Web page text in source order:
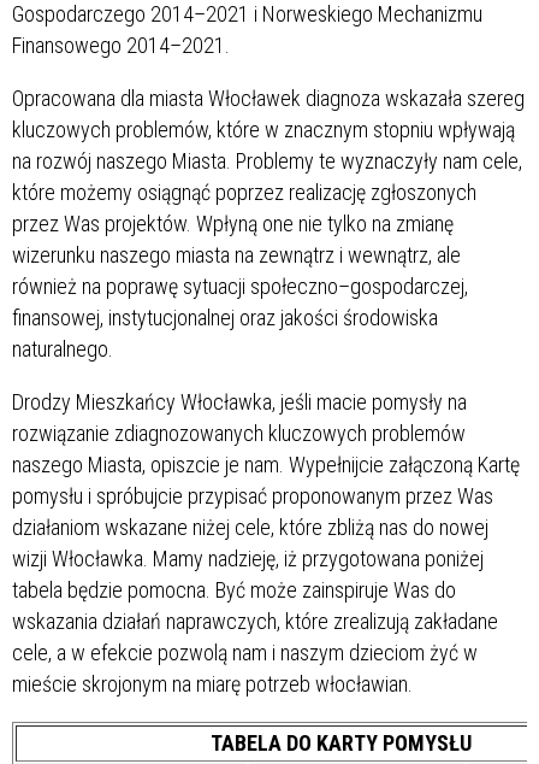
Gospodarczego 2014–2021 i Norweskiego Mechanizmu
Finansowego 2014–2021.
Opracowana dla miasta Włocławek diagnoza wskazała szereg
kluczowych problemów, które w znacznym stopniu wpływają
na rozwój naszego Miasta. Problemy te wyznaczyły nam cele,
które możemy osiągnąć poprzez realizację zgłoszonych
przez Was projektów. Wpłyną one nie tylko na zmianę
wizerunku naszego miasta na zewnątrz i wewnątrz, ale
również na poprawę sytuacji społeczno–gospodarczej,
finansowej, instytucjonalnej oraz jakości środowiska
naturalnego.
Drodzy Mieszkańcy Włocławka, jeśli macie pomysły na
rozwiązanie zdiagnozowanych kluczowych problemów
naszego Miasta, opiszcie je nam. Wypełnijcie załączoną Kartę
pomysłu i spróbujcie przypisać proponowanym przez Was
działaniom wskazane niżej cele, które zbliżą nas do nowej
wizji Włocławka. Mamy nadzieję, iż przygotowana poniżej
tabela będzie pomocna. Być może zainspiruje Was do
wskazania działań naprawczych, które zrealizują zakładane
cele, a w efekcie pozwolą nam i naszym dzieciom żyć w
mieście skrojonym na miarę potrzeb włocławian.
TABELA DO KARTY POMYSŁU